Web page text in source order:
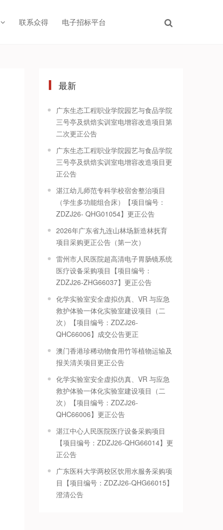
联系众得 电子招标平台
最新
广东生态工程职业学院园艺与食品学院
三号亭及烘焙实训室电增容改造项目第
二次更正公告
广东生态工程职业学院园艺与食品学院
三号亭及烘焙实训室电增容改造项目更
正公告
湛江幼儿师范专科学校宿舍整治项目
（学生多功能组合床）【项目编号：
ZDZJ26- QHG01054】更正公告
2026年广东省九连山林场新造林抚育
项目采购更正公告（第一次）
雷州市人民医院超高清电子胃肠镜系统
医疗设备采购项目【项目编号：
ZDZJ26-ZHG66037】更正公告
化学实验室安全虚拟仿真、VR 与应急
救护体验一体化实验室建设项目（二
次）【项目编号：ZDZJ26-
QHC66006】成交公告更正
澳门香港珍稀动物食用竹等植物运输及
报关清关项目更正公告
化学实验室安全虚拟仿真、VR 与应急
救护体验一体化实验室建设项目（二
次）【项目编号：ZDZJ26-
QHC66006】更正公告
湛江中心人民医院医疗设备采购项目
【项目编号：ZDZJ26-QHG66014】更
正公告
广东医科大学两校区饮用水服务采购项
目【项目编号：ZDZJ26-QHG66015】
澄清公告